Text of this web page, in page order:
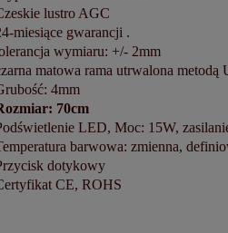
lustro AGC
miesiące gwarancji .
wymiaru: +/- 2mm
matowa rama utrwalona metodą
4mm
70cm
LED, Moc: 15W,
barwowa: zmienna,
dotykowy
CE, ROHS